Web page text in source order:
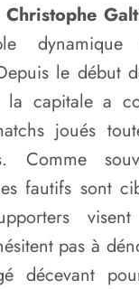
Christophe
dynamique
le début
capitale a
joués
Comme
fautifs sont
visent
pas à
décevant